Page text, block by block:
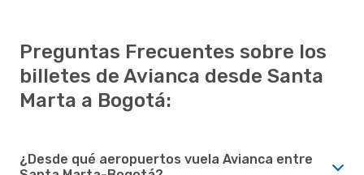
Preguntas Frecuentes sobre los
billetes de Avianca desde Santa
Marta a Bogotá:
¿Desde qué aeropuertos vuela Avianca entre